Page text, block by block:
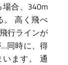
場合、340m
。 高く飛べ
行ラインが
同時に、得
います。 通